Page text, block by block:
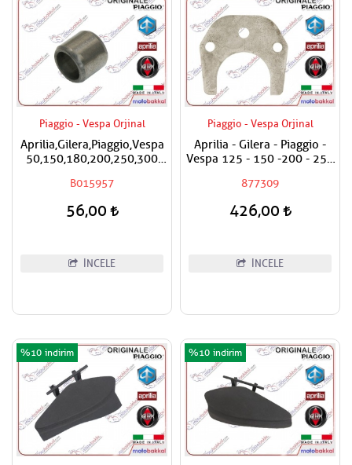
Piaggio - Vespa Orjinal
Aprilia,Gilera,Piaggio,Vespa
50,150,180,200,250,300
Fiyatıdır
B015957
56,00
İNCELE
Piaggio - Vespa Orjinal
Aprilia - Gilera - Piaggio -
Vespa 125 - 150 -200 - 250
Hilali
877309
426,00
İNCELE
%10 %10